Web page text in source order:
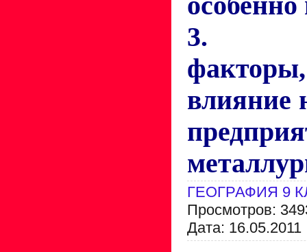
3.
влияние
ГЕОГРАФИЯ 9
Просмотров:
Дата: 16.05.2011